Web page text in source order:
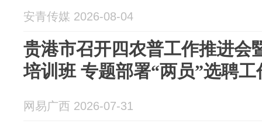
安青传媒 2026-08-04
贵港市召开四农普工作推进会
培训班 专题部署“两员”选聘工
网易广西 2026-07-31